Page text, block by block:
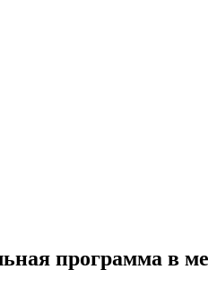
программа в